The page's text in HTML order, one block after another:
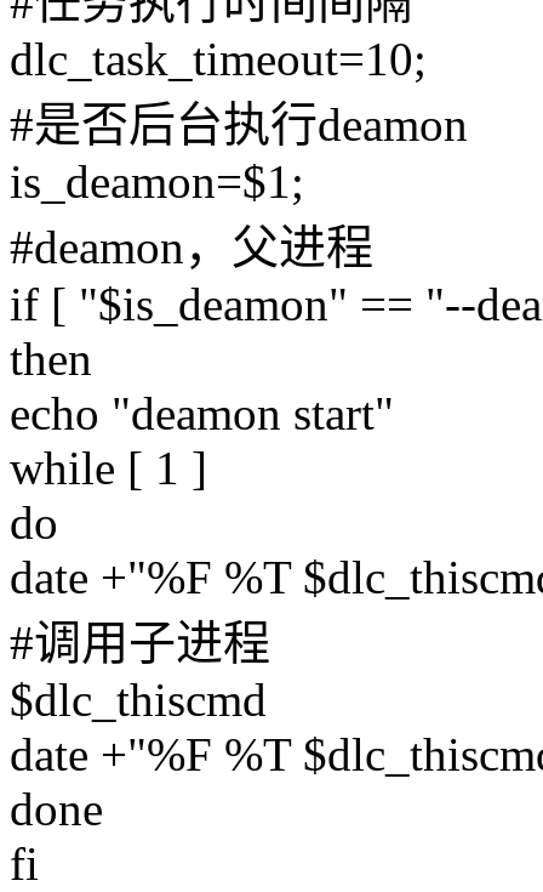
dlc_task_timeout=10;
#是否后台执行deamon
is_deamon=$1;
#deamon，父进程
if [ "$is_deamon" == "--
then
echo "deamon start"
while [ 1 ]
do
date +"%F %T
#调用子进程
$dlc_thiscmd
date +"%F %T
done
fi